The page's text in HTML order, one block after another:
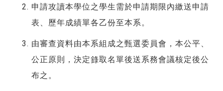
申請攻讀本學位之學生需於申請期限內繳送申請
表、歷年成績單各乙份至本系。
由審查資料由本系組成之甄選委員會，本公平、
公正原則，決定錄取名單後送系務會議核定後公
布之。